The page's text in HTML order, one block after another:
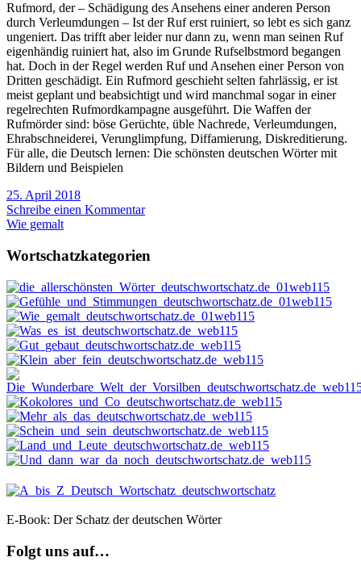
Rufmord, der – Schädigung des Ansehens einer anderen Person
durch Verleumdungen – Ist der Ruf erst ruiniert, so lebt es sich ganz
ungeniert. Das trifft aber leider nur dann zu, wenn man seinen Ruf
eigenhändig ruiniert hat, also im Grunde Rufselbstmord begangen
hat. Doch in der Regel werden Ruf und Ansehen einer Person von
Dritten geschädigt. Ein Rufmord geschieht selten fahrlässig, er ist
meist geplant und beabsichtigt und wird manchmal sogar in einer
regelrechten Rufmordkampagne ausgeführt. Die Waffen der
Rufmörder sind: böse Gerüchte, üble Nachrede, Verleumdungen,
Ehrabschneiderei, Verunglimpfung, Diffamierung, Diskreditierung.
Für alle, die Deutsch lernen: Die schönsten deutschen Wörter mit
Bildern und Beispielen
25. April 2018
Schreibe einen Kommentar
Wie gemalt
Wortschatzkategorien
E-Book: Der Schatz der deutschen Wörter
Folgt uns auf…